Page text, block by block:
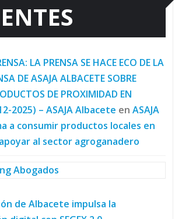
LA PRENSA SE HACE ECO DE LA
DE ASAJA ALBACETE SOBRE
DE PROXIMIDAD EN
2025) – ASAJA Albacete en ASAJA
a consumir productos locales en
al sector agroganadero
Abogados
de Albacete impulsa la